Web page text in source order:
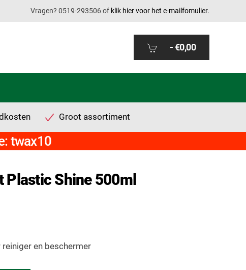
Vragen? 0519-293506 of klik hier voor het e-mailfomulier.
-€0,00
Groot assortiment
twax10
Plastic Shine 500ml
en beschermer